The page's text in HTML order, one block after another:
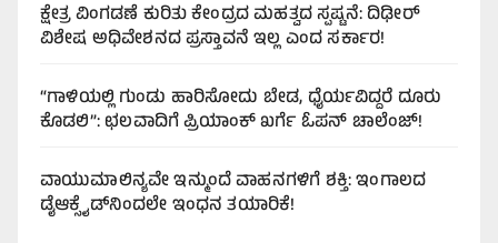
ಕ್ಷೇತ್ರ ವಿಂಗಡಣೆ ಕುರಿತು ಕೇಂದ್ರದ ಮಹತ್ವದ ಸ್ಪಷ್ಟನೆ: ದಿಢೀರ್
ವಿಶೇಷ ಅಧಿವೇಶನದ ಪ್ರಸ್ತಾವನೆ ಇಲ್ಲ ಎಂದ ಸರ್ಕಾರ!
“ಗಾಳಿಯಲ್ಲಿ ಗುಂಡು ಹಾರಿಸೋದು ಬೇಡ, ಧೈರ್ಯವಿದ್ದರೆ ದೂರು
ಕೊಡಲಿ”: ಛಲವಾದಿಗೆ ಪ್ರಿಯಾಂಕ್ ಖರ್ಗೆ ಓಪನ್ ಚಾಲೆಂಜ್!
ವಾಯುಮಾಲಿನ್ಯವೇ ಇನ್ಮುಂದೆ ವಾಹನಗಳಿಗೆ ಶಕ್ತಿ: ಇಂಗಾಲದ
ಡೈಆಕ್ಸೈಡ್‌ನಿಂದಲೇ ಇಂಧನ ತಯಾರಿಕೆ!